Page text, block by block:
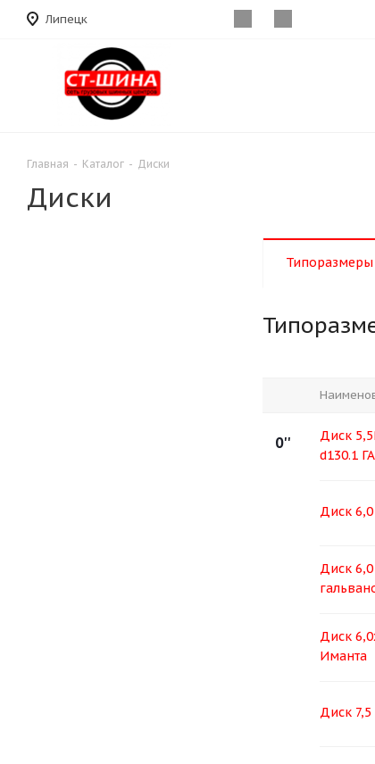
Липецк
Главная - Каталог - Диски
Диски
0''
Диск
d130.1
Диск
Диск
Диск
Иманта
Диск 7,5